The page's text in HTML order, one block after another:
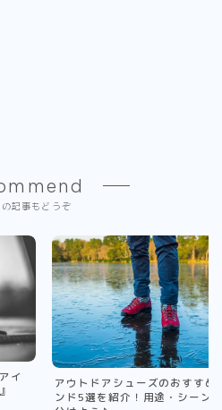
記事もどうぞ
イ
アウトドアシューズのおすすめ
ンド5選を紹介！用途・シーン